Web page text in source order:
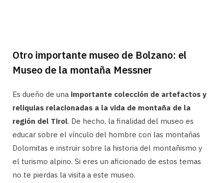
Otro importante museo de Bolzano: el
Museo de la montaña Messner
Es dueño de una importante colección de artefactos y
reliquias relacionadas a la vida de montaña de la
región del Tirol. De hecho, la finalidad del museo es
educar sobre el vínculo del hombre con las montañas
Dolomitas e instruir sobre la historia del montañismo y
el turismo alpino. Si eres un aficionado de estos temas
no te pierdas la visita a este museo.